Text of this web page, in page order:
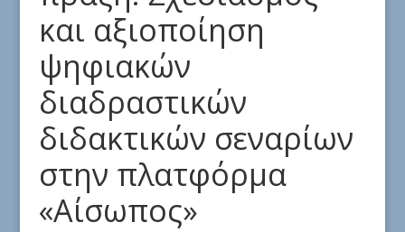
και αξιοποίηση
ψηφιακών
διαδραστικών
διδακτικών σεναρίων
στην πλατφόρμα
«Αίσωπος»